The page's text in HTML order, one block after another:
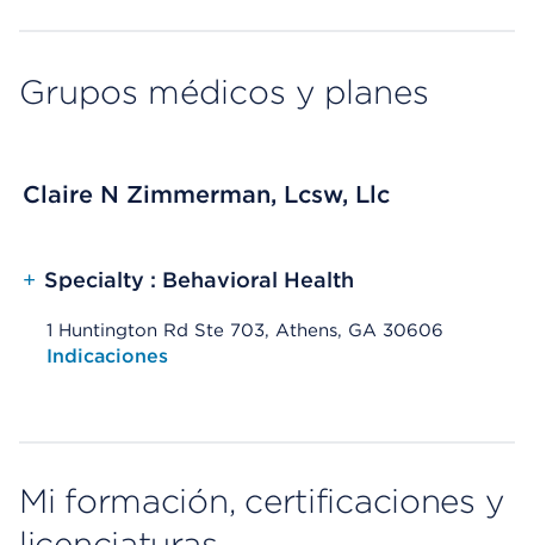
Grupos médicos y planes
Claire N Zimmerman, Lcsw, Llc
+ Specialty : Behavioral Health
1 Huntington Rd Ste 703, Athens, GA 30606
Opens native map application on mobile devices
Indicaciones
Mi formación, certificaciones y